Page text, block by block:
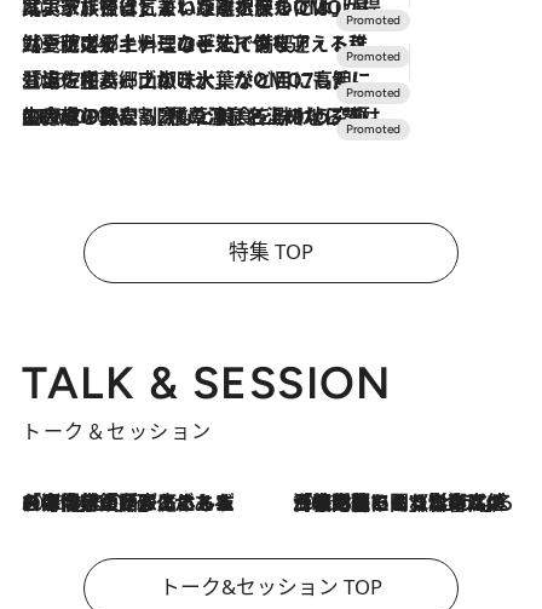
2026.7.31
【ホテル帰省】という選択肢をOMOが提案。家族とほどよい距離を保つには「昼は実家、夜は気兼ねなくホテルで！」
2026.7.24
【夏限定ディナーコース】旬を迎える稚鮎や花ズッキーニなどをイタリア・トスカーナの郷土料理の手法で満喫！
2026.7.17
「土佐和ハーブかき氷」がOMO7高知に登場！生姜、山椒、大葉など目にも舌にも涼を呼ぶ郷土の味
2026.7.10
NEW OPEN！【界 草津】名湯の地に誕生。趣の異なる2種の温泉と上州ならではの会席・蕎麦割烹など美食を味わう究極の癒やし旅
特集 TOP
TALK & SESSION
トーク＆セッション
2026.8.3
「今後値上げがあるとすれば…」「リスクがあるのは今年の冬」エネルギー専門家が語る、ホルムズ海峡封鎖が家庭にもたらす“ある心配” 2026.8.3
「住宅建てられない…」「サーチャージ料の高値が続いている」ホルムズ海峡封鎖による影響はいつまで続く？《エネルギー専門家に聞く“どうなる日本の暮らし”》
トーク&セッション TOP